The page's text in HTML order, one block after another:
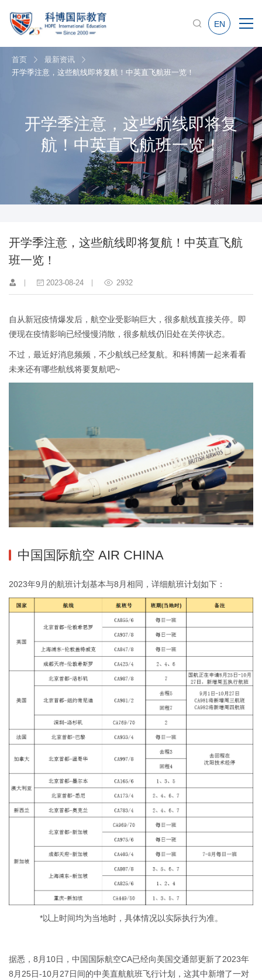
EN
首页
最新资讯
开学季注意，这些航线即将复航！中英直飞航班一览！
开学季注意，这些航线即将复
航！中英直飞航班一览！
开学季注意，这些航线即将复航！中英直飞航
班一览！
2023-08-24 2932
自从新冠疫情爆发后，航空业受影响巨大，很多航线直接关停。即
便现在疫情影响已经慢慢消散，很多航线仍旧处在关停状态。
不过，最近好消息频频，不少航线已经复航。和科博菌一起来看看
未来还有哪些航线将要复航吧~
中国国际航空 AIR CHINA
2023年9月的航班计划基本与8月相同，详细航班计划如下：
*以上时间均为当地时，具体情况以实际执行为准。
据悉，8月10日，中国国际航空CA已经向美国交通部更新了2023年
8月25日-10月27日间的中美直航航班飞行计划，这其中新增了一对